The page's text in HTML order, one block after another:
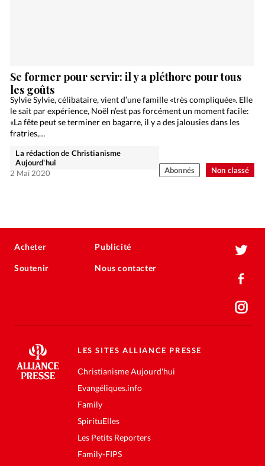
Non classé
Se former pour servir: il y a pléthore pour tous
les goûts
Sylvie Sylvie, célibataire, vient d’une famille «très compliquée». Elle
le sait par expérience, Noël n’est pas forcément un moment facile:
«La fête peut se terminer en bagarre, il y a des jalousies dans les
fratries,…
La rédaction de Christianisme
Aujourd'hui
2 Mai 2020
Abonnés
Acheter
Soutenir
Publicité
Nous contacter
LES SITES ALLIANCE PRESSE
Christianisme Aujourd'hui
Evangéliques.info
Family
SpirituElles
Les Petits Reporters
Family-FIPS